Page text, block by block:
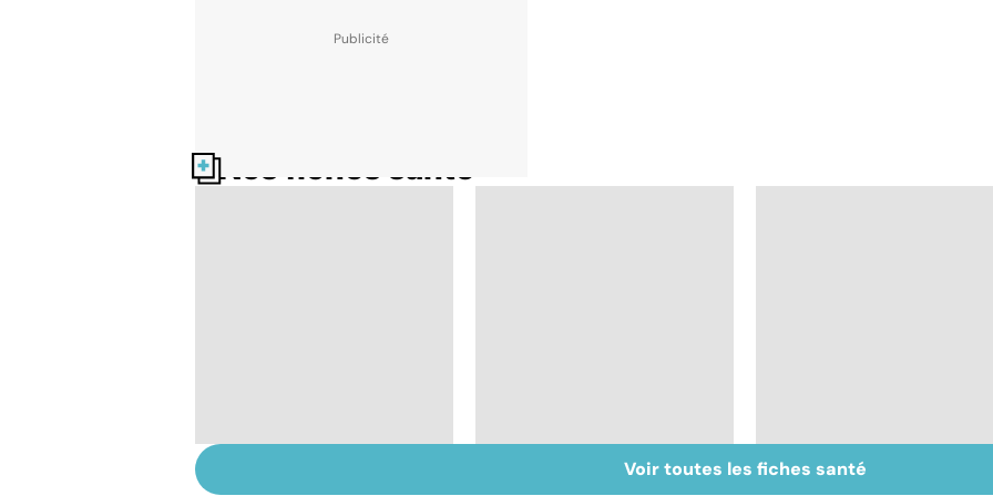
Nos fiches santé
Faire du sport à
Don de gamètes : le
Voir toutes les fiches santé